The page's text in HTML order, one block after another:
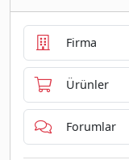
Firma
Ürünler
Forumlar